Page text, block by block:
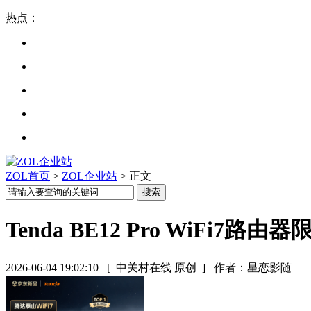
热点：
ZOL首页 > ZOL企业站 > 正文
Tenda BE12 Pro WiFi7路由器
2026-06-04 19:02:10 [ 中关村在线 原创 ] 作者：星恋影随